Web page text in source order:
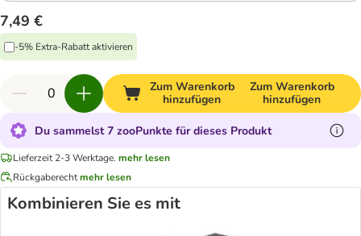
7,49 €
-5% Extra-Rabatt aktivieren
Zum Warenkorb
hinzufügen
Zum Warenkorb
hinzufügen
Du sammelst 7 zooPunkte für dieses Produkt
Lieferzeit 2-3 Werktage. mehr lesen
Rückgaberechtmehr lesen
Kombinieren Sie es mit